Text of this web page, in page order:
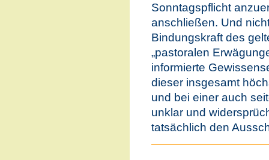
Sonntagspflicht
anschließen. Und
Bindungskraft des
„pastoralen
informierte
dieser insgesamt
und bei einer auch
unklar und
tatsächlich den